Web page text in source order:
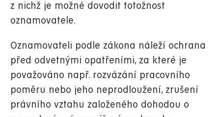
z nichž je možné dovodit totožnost
oznamovatele.
Oznamovateli podle zákona náleží ochrana
před odvetnými opatřeními, za které je
považováno např. rozvázání pracovního
poměru nebo jeho neprodloužení, zrušení
právního vztahu založeného dohodou o